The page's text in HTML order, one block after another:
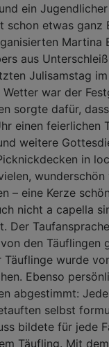
ein
schon etwas ganz
Martina
aus
Julisamstag im
war der
sorgte dafür,
einen feierlichen
weitere
in
– eine Kerze
nicht a capella
Der
den Täuflingen
Täuflinge wurde
Ebenso
abgestimmt:
selbst
bildete für jede
Täufling. Mit